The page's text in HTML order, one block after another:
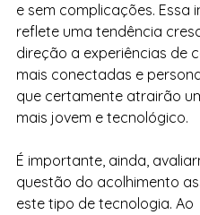
e sem complicações. Essa
reflete uma tendência
direção a experiências de
mais conectadas e
que certamente atrairão
mais jovem e tecnológico.
É importante, ainda,
questão do acolhimento
este tipo de tecnologia. Ao